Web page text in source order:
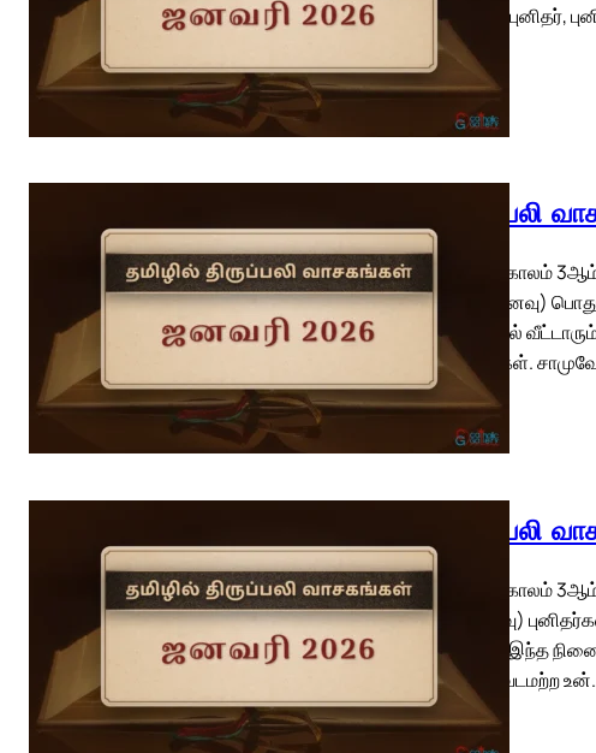
அல்லது புனிதர்,
திருப்பலி
பொதுக்காலம்
(வி.நினைவு)
இஸ்ரயேல்
வந்தார்கள்.
திருப்பலி
பொதுக்காலம்
(நினைவு)
வாசகம் இந்த
வெளிவேடமற்ற